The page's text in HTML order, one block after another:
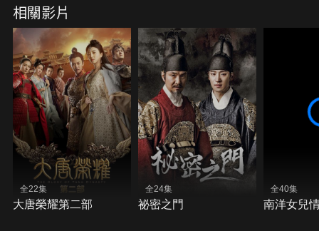
相關影片
全22集
大唐榮耀第二部
全24集
祕密之門
全40集
南洋女兒